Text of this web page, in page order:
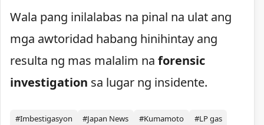
Wala pang inilalabas na pinal na ulat ang
mga awtoridad habang hinihintay ang
resulta ng mas malalim na forensic
investigation sa lugar ng insidente.
#Imbestigasyon #Japan News #Kumamoto
#LP gas